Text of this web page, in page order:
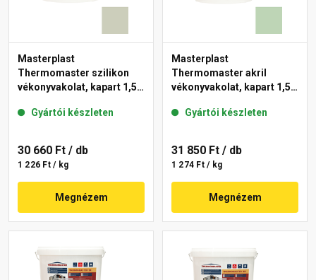
Masterplast
Thermomaster szilikon
vékonyvakolat, kapart 1,5
Gyártói készleten
30 660 Ft / db
1 226 Ft / kg
Megnézem
Masterplast
Thermomaster akril
vékonyvakolat, kapart 1,5
Gyártói készleten
31 850 Ft / db
1 274 Ft / kg
Megnézem